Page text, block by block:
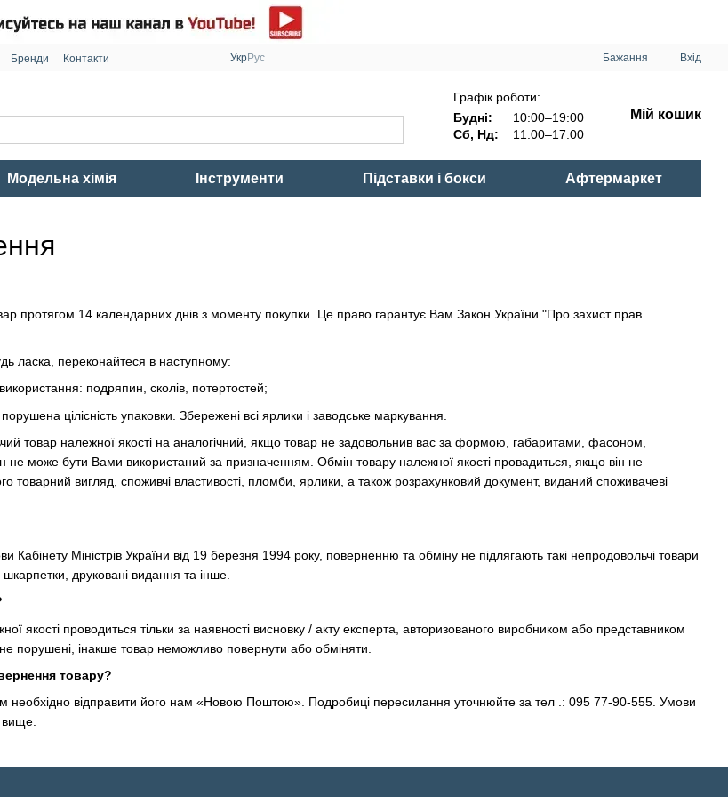
Бренди Контакти УкрРус Бажання Вхід
Графік роботи:
Будні:
10:00–19:00
Сб, Нд:
11:00–17:00
Мій кошик
Модельна хімія Інструменти Підставки і бокси Афтермаркет
протягом 14 календарних днів з моменту покупки. Це право гарантує Вам Закон України "Про захист прав
ласка, переконайтеся в наступному:
подряпин, сколів, потертостей;
цілісність упаковки. Збережені всі ярлики і заводське маркування.
товар належної якості на аналогічний, якщо товар не задовольнив вас за формою, габаритами, фасоном,
не може бути Вами використаний за призначенням. Обмін товару належної якості провадиться, якщо він не
товарний вигляд, споживчі властивості, пломби, ярлики, а також розрахунковий документ, виданий споживачеві
Міністрів України від 19 березня 1994 року, поверненню та обміну не підлягають такі непродовольчі товари
друковані видання та інше.
якості проводиться тільки за наявності висновку / акту експерта, авторизованого виробником або представником
порушені, інакше товар неможливо повернути або обміняти.
товару?
необхідно відправити його нам «Новою Поштою». Подробиці пересилання уточнюйте за тел .: 095 77-90-555. Умови
вище.